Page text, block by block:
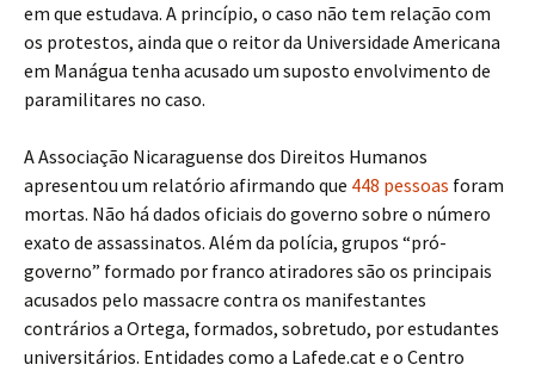
em que estudava. A princípio, o caso não tem relação com
os protestos, ainda que o reitor da Universidade Americana
em Manágua tenha acusado um suposto envolvimento de
paramilitares no caso.
A Associação Nicaraguense dos Direitos Humanos
apresentou um relatório afirmando que 448 pessoas foram
mortas. Não há dados oficiais do governo sobre o número
exato de assassinatos. Além da polícia, grupos “pró-
governo” formado por franco atiradores são os principais
acusados pelo massacre contra os manifestantes
contrários a Ortega, formados, sobretudo, por estudantes
universitários. Entidades como a Lafede.cat e o Centro